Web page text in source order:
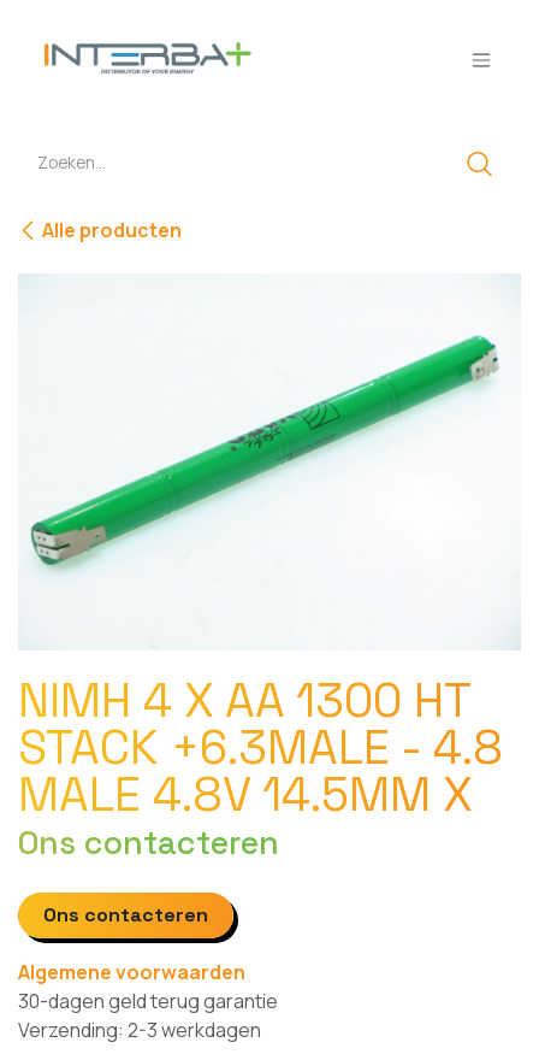
Alle producten
NIMH 4 X AA 1300 HT
STACK +6.3MALE - 4.8
MALE 4.8V 14.5MM X
Ons contacteren
Ons contacteren
Algemene voorwaarden
30-dagen geld terug garantie
Verzending: 2-3 werkdagen